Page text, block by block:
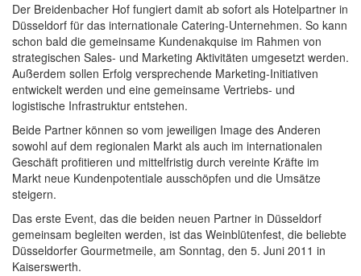
Der Breidenbacher Hof fungiert damit ab sofort als Hotelpartner in
Düsseldorf für das internationale Catering-Unternehmen. So kann
schon bald die gemeinsame Kundenakquise im Rahmen von
strategischen Sales- und Marketing Aktivitäten umgesetzt werden.
Außerdem sollen Erfolg versprechende Marketing-Initiativen
entwickelt werden und eine gemeinsame Vertriebs- und
logistische Infrastruktur entstehen.
Beide Partner können so vom jeweiligen Image des Anderen
sowohl auf dem regionalen Markt als auch im internationalen
Geschäft profitieren und mittelfristig durch vereinte Kräfte im
Markt neue Kundenpotentiale ausschöpfen und die Umsätze
steigern.
Das erste Event, das die beiden neuen Partner in Düsseldorf
gemeinsam begleiten werden, ist das Weinblütenfest, die beliebte
Düsseldorfer Gourmetmeile, am Sonntag, den 5. Juni 2011 in
Kaiserswerth.